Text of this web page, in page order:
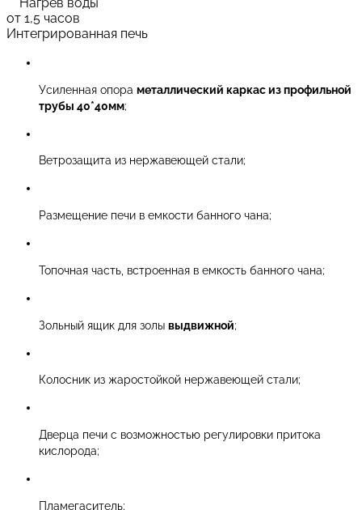
от 1,5 часов
Интегрированная печь
Усиленная опора металлический каркас из профильной
трубы 40*40мм;
Ветрозащита из нержавеющей стали;
Размещение печи в емкости банного чана;
Топочная часть, встроенная в емкость банного чана;
Зольный ящик для золы выдвижной;
Колосник из жаростойкой нержавеющей стали;
Дверца печи с возможностью регулировки притока
кислорода;
Пламегаситель;